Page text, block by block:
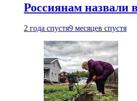
Россиянам назвали
2 года спустя9 месяцев спустя